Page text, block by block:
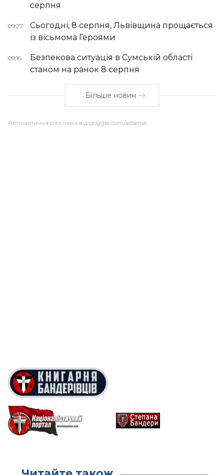
серпня
09:27
Сьогодні, 8 серпня, Львівщина прощається
із вісьмома Героями
09:16
Безпекова ситуація в Сумській області
станом на ранок 8 серпня
Більше новин
Автоматична реклама від goggle.com/adsense: